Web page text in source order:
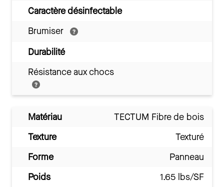
Caractère désinfectable
Brumiser
Durabilité
Résistance aux chocs
Matériau
TECTUM Fibre de bois
Texture
Texturé
Forme
Panneau
Poids
1.65 lbs/SF